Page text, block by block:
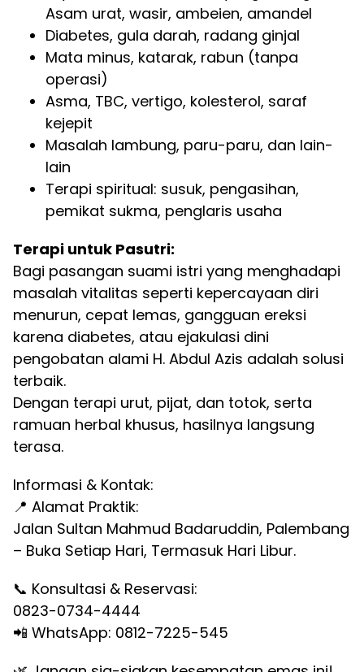
Asam urat, wasir, ambeien, amandel
Diabetes, gula darah, radang ginjal
Mata minus, katarak, rabun (tanpa
operasi)
Asma, TBC, vertigo, kolesterol, saraf
kejepit
Masalah lambung, paru-paru, dan lain-
lain
Terapi spiritual: susuk, pengasihan,
pemikat sukma, penglaris usaha
Terapi untuk Pasutri:
Bagi pasangan suami istri yang menghadapi
masalah vitalitas seperti kepercayaan diri
menurun, cepat lemas, gangguan ereksi
karena diabetes, atau ejakulasi dini
pengobatan alami H. Abdul Azis adalah solusi
terbaik.
Dengan terapi urut, pijat, dan totok, serta
ramuan herbal khusus, hasilnya langsung
terasa.
Informasi & Kontak:
📍 Alamat Praktik:
Jalan Sultan Mahmud Badaruddin, Palembang
– Buka Setiap Hari, Termasuk Hari Libur.
📞 Konsultasi & Reservasi:
0823-0734-4444
📲 WhatsApp: 0812-7225-545